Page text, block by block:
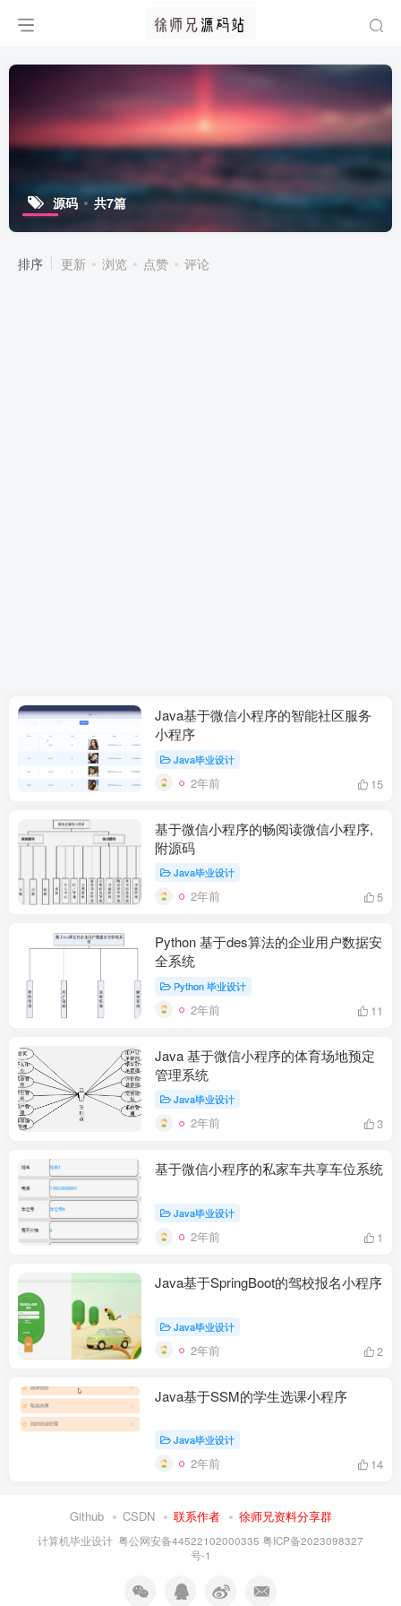
源码 共7篇
排序 更新 浏览 点赞 评论
Java基于微信小程序的智能社区服务
小程序
Java毕业设计
2年前 15
基于微信小程序的畅阅读微信小程序,
附源码
Java毕业设计
2年前 5
Python 基于des算法的企业用户数据安
全系统
Python 毕业设计
2年前 11
Java 基于微信小程序的体育场地预定
管理系统
Java毕业设计
2年前 3
基于微信小程序的私家车共享车位系统
Java毕业设计
2年前 1
Java基于SpringBoot的驾校报名小程序
Java毕业设计
2年前 2
Java基于SSM的学生选课小程序
Java毕业设计
2年前 14
Github CSDN 联系作者 徐师兄资料分享群
计算机毕业设计 粤公网安备44522102000335 粤ICP备2023098327
号-1